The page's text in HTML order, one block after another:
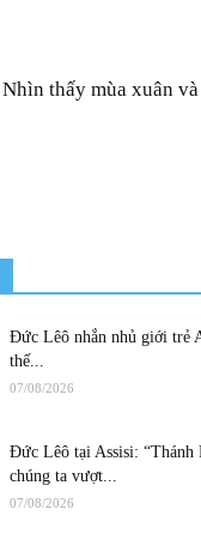
Nhìn thấy mùa xuân
Đức Lêô nhắn nhủ giới trẻ
thế...
07/08/2026
Đức Lêô tại Assisi: “Thánh
chúng ta vượt...
07/08/2026